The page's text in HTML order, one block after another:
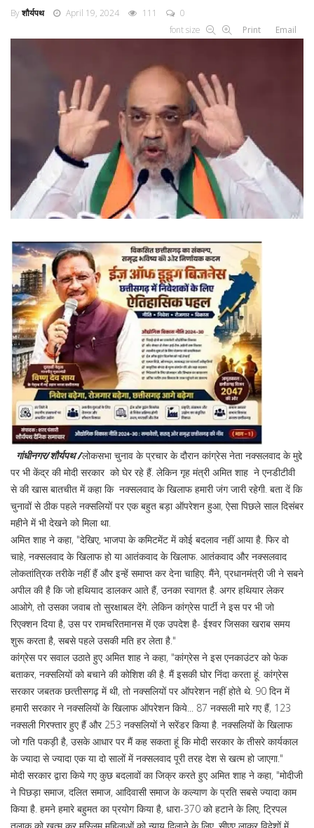
Byशौर्यपथ April 19, 2024 111
0
font size
Print Email
गांधीनगर/शौर्यपथ /लोकसभा चुनाव के प्रचार के दौरान कांग्रेस नेता नक्‍सलवाद के मुद्दे
पर भी केंद्र की मोदी सरकार को घेर रहे हैं. लेकिन गृह मंत्री अमित शाह ने एनडीटीवी
से की खास बातचीत में कहा कि नक्‍सलवाद के खिलाफ हमारी जंग जारी रहेगी. बता दें कि
चुनावों से ठीक पहले नक्‍सलियों पर एक बहुत बड़ा ऑपरेशन हुआ, ऐसा पिछले साल दिसंबर
महीने में भी देखने को मिला था.
अमित शाह ने कहा, "देखिए, भाजपा के कमिटमेंट में कोई बदलाव नहीं आया है. फिर वो
चाहे, नक्‍सलवाद के खिलाफ हो या आतंकवाद के खिलाफ. आतंकवाद और नक्‍सलवाद
लोकतांत्रिक तरीके नहीं हैं और इन्‍हें समाप्‍त कर देना चाहिए. मैंने, प्रधानमंत्री जी ने सबने
अपील की है कि जो हथियाद डालकर आते हैं, उनका स्‍वागत है. अगर हथियार लेकर
आओगे, तो उसका जवाब तो सुरक्षाबल देंगे. लेकिन कांग्रेस पार्टी ने इस पर भी जो
रिएक्‍शन दिया है, उस पर रामचरितमानस में एक उपदेश है- ईश्‍वर जिसका खराब समय
शुरू करता है, सबसे पहले उसकी मति हर लेता है."
कांग्रेस पर सवाल उठाते हुए अमित शाह ने कहा, "कांग्रेस ने इस एनकाउंटर को फेक
बताकर, नक्‍सलियों को बचाने की कोशिश की है. मैं इसकी घोर निंदा करता हूं. कांग्रेस
सरकार जबतक छत्‍तीसगढ़ में थी, तो नक्‍सलियों पर ऑपरेशन नहीं होते थे. 90 दिन में
हमारी सरकार ने नक्‍सलियों के खिलाफ ऑपरेशन किये... 87 नक्‍सली मारे गए हैं, 123
नक्‍सली गिरफ्तार हुए हैं और 253 नक्‍सलियों ने सरेंडर किया है. नक्‍सलियों के खिलाफ
जो गति पकड़ी है, उसके आधार पर मैं कह सकता हूं कि मोदी सरकार के तीसरे कार्यकाल
के ज्‍यादा से ज्‍यादा एक या दो सालों में नक्‍सलवाद पूरी तरह देश से खत्‍म हो जाएगा."
मोदी सरकार द्वारा किये गए कुछ बदलावों का जिक्र करते हुए अमित शाह ने कहा, "मोदीजी
ने पिछड़ा समाज, दलित समाज, आदिवासी समाज के कल्‍याण के प्रति सबसे ज्‍यादा काम
किया है. हमने हमारे बहुमत का प्रयोग किया है, धारा-370 को हटाने के लिए, ट्रिपल
तलाक को खत्‍म कर मुस्लिम महिलाओं को न्‍याय दिलाने के लिए, सीएए लाकर विदेशों में